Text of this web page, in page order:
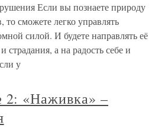
Если вы познаете природу
то сможете легко управлять
силой. И будете направлять её
страдания, а на радость себе и
у
2: «Наживка» –